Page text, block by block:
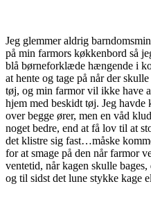
Jeg glemmer aldrig
på min farmors køkkenbord så
blå børneforklæde hængende i
at hente og tage på når der
tøj, og min farmor vil ikke have
hjem med beskidt tøj. Jeg
over begge ører, men en våd
noget bedre, end at få lov til at
det klistre sig fast…måske
for at smage på den når farmor
ventetid, når kagen skulle
og til sidst det lune stykke kage